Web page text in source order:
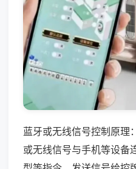
蓝牙或无线信号控制原理
或无线信号与手机等设备